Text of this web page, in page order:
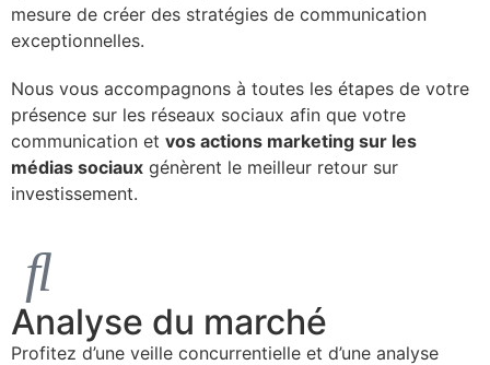
mesure de créer des stratégies de communication
exceptionnelles.
Nous vous accompagnons à toutes les étapes de votre
présence sur les réseaux sociaux afin que votre
communication et vos actions marketing sur les
médias sociaux génèrent le meilleur retour sur
investissement.
Analyse du marché
Profitez d’une veille concurrentielle et d’une analyse